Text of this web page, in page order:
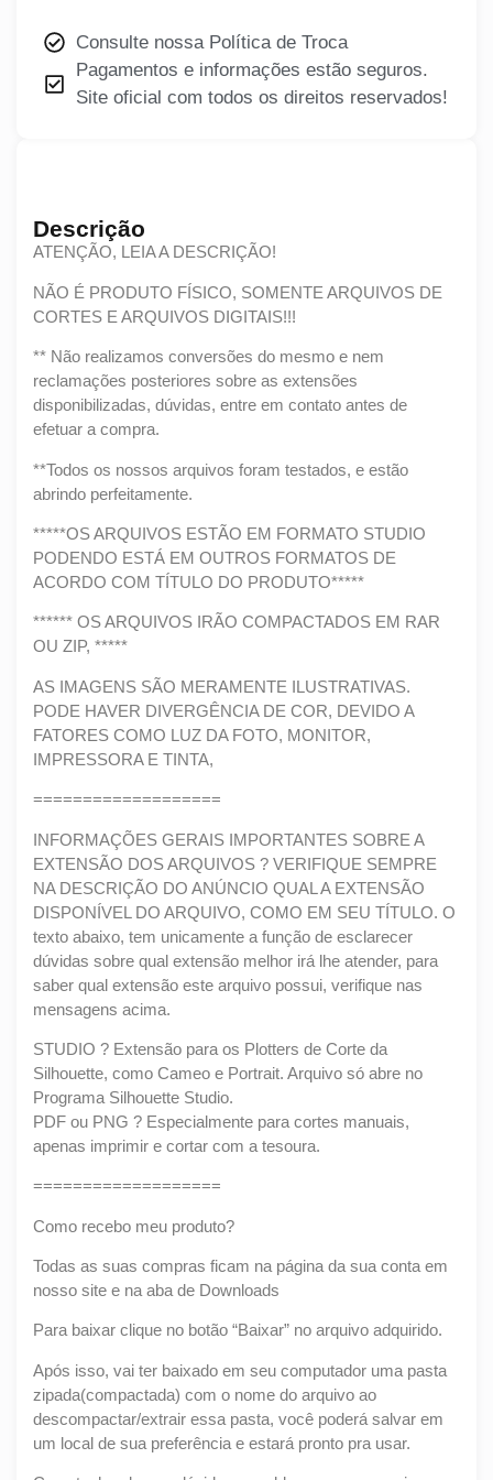
Descrição
ATENÇÃO, LEIA A DESCRIÇÃO!
NÃO É PRODUTO FÍSICO, SOMENTE ARQUIVOS DE
CORTES E ARQUIVOS DIGITAIS!!!
** Não realizamos conversões do mesmo e nem
reclamações posteriores sobre as extensões
disponibilizadas, dúvidas, entre em contato antes de
efetuar a compra.
**Todos os nossos arquivos foram testados, e estão
abrindo perfeitamente.
*****OS ARQUIVOS ESTÃO EM FORMATO STUDIO
PODENDO ESTÁ EM OUTROS FORMATOS DE
ACORDO COM TÍTULO DO PRODUTO*****
****** OS ARQUIVOS IRÃO COMPACTADOS EM RAR
OU ZIP, *****
AS IMAGENS SÃO MERAMENTE ILUSTRATIVAS.
PODE HAVER DIVERGÊNCIA DE COR, DEVIDO A
FATORES COMO LUZ DA FOTO, MONITOR,
IMPRESSORA E TINTA,
===================
INFORMAÇÕES GERAIS IMPORTANTES SOBRE A
EXTENSÃO DOS ARQUIVOS ? VERIFIQUE SEMPRE
NA DESCRIÇÃO DO ANÚNCIO QUAL A EXTENSÃO
DISPONÍVEL DO ARQUIVO, COMO EM SEU TÍTULO. O
texto abaixo, tem unicamente a função de esclarecer
dúvidas sobre qual extensão melhor irá lhe atender, para
saber qual extensão este arquivo possui, verifique nas
mensagens acima.
STUDIO ? Extensão para os Plotters de Corte da
Silhouette, como Cameo e Portrait. Arquivo só abre no
Programa Silhouette Studio.
PDF ou PNG ? Especialmente para cortes manuais,
apenas imprimir e cortar com a tesoura.
===================
Como recebo meu produto?
Todas as suas compras ficam na página da sua conta em
nosso site e na aba de Downloads
Para baixar clique no botão “Baixar” no arquivo adquirido.
Após isso, vai ter baixado em seu computador uma pasta
zipada(compactada) com o nome do arquivo ao
descompactar/extrair essa pasta, você poderá salvar em
um local de sua preferência e estará pronto pra usar.
Consulte nossa Política de Troca
Pagamentos e informações estão seguros.
Site oficial com todos os direitos reservados!